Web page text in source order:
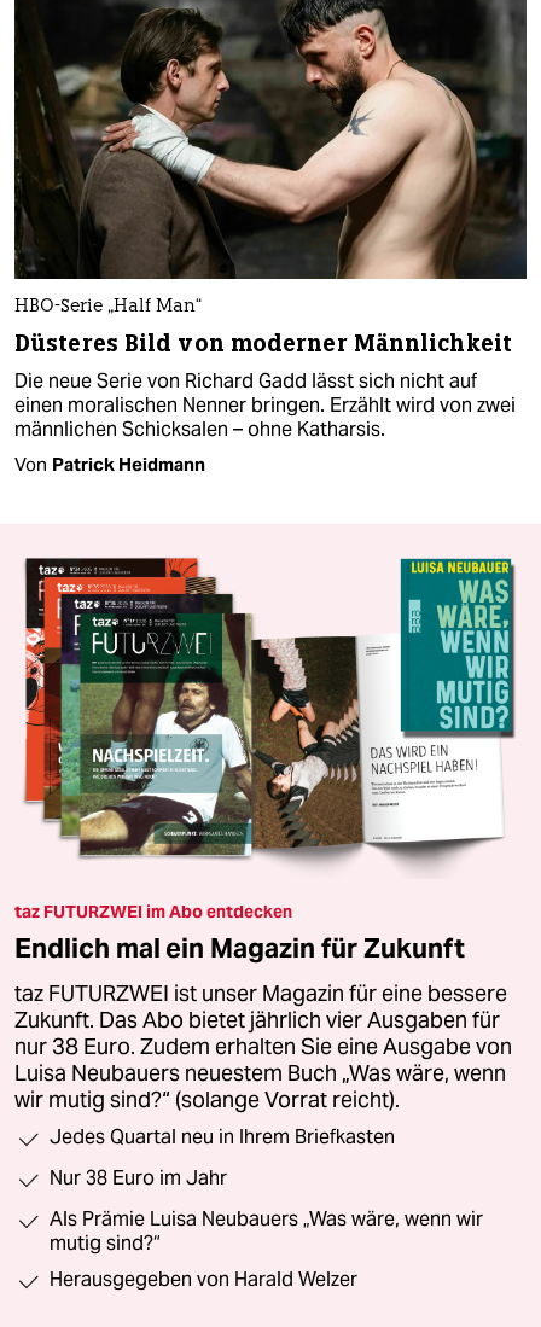
HBO-Serie „Half Man“
Düsteres Bild von moderner Männlichkeit
Die neue Serie von Richard Gadd lässt sich nicht auf
einen moralischen Nenner bringen. Erzählt wird von zwei
männlichen Schicksalen – ohne Katharsis.
Von Patrick Heidmann
taz FUTURZWEI im Abo entdecken
Endlich mal ein Magazin für Zukunft
taz FUTURZWEI ist unser Magazin für eine bessere
Zukunft. Das Abo bietet jährlich vier Ausgaben für
nur 38 Euro. Zudem erhalten Sie eine Ausgabe von
Luisa Neubauers neuestem Buch „Was wäre, wenn
wir mutig sind?“ (solange Vorrat reicht).
Jedes Quartal neu in Ihrem Briefkasten
Nur 38 Euro im Jahr
Als Prämie Luisa Neubauers „Was wäre, wenn wir
mutig sind?“
Herausgegeben von Harald Welzer